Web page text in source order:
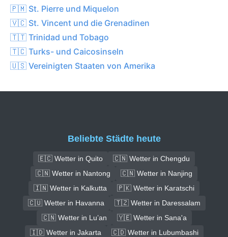
🇵🇲 St. Pierre und Miquelon
🇻🇨 St. Vincent und die Grenadinen
🇹🇹 Trinidad und Tobago
🇹🇨 Turks- und Caicosinseln
🇺🇸 Vereinigten Staaten von Amerika
Beliebte Städte heute
🇪🇨 Wetter in Quito
🇨🇳 Wetter in Chengdu
🇨🇳 Wetter in Nantong
🇨🇳 Wetter in Nanjing
🇮🇳 Wetter in Kalkutta
🇵🇰 Wetter in Karatschi
🇨🇺 Wetter in Havanna
🇹🇿 Wetter in Daressalam
🇨🇳 Wetter in Lu’an
🇾🇪 Wetter in Sana'a
🇮🇩 Wetter in Jakarta
🇨🇩 Wetter in Lubumbashi